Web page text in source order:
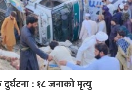
: १८ जनाको मृत्यु